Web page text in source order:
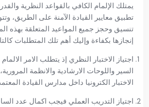
يمتلك الإلمام الكافي بالقواعد النظرية
تطبيق معايير القيادة الآمنة على الطريق،
تنسيق وحجز جميع المواعيد المتعلقة بهذه
إنجازها بكفاءة وإليك أهم تلك المتطلبات
اجتياز الاختبار النظري إذ يتطلب الامر
السير واللوحات الارشادية والانظمة
الاختبار الكترونيا داخل مدارس القيادة
اجتياز التدريب العملي فيجب اكمال عدد